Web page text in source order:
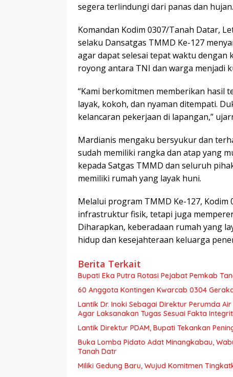
segera terlindungi dari panas dan hujan.
Komandan Kodim 0307/Tanah Datar,
selaku Dansatgas TMMD Ke-127
agar dapat selesai tepat waktu
royong antara TNI dan warga menjadi
“Kami berkomitmen memberikan hasil
layak, kokoh, dan nyaman ditempati.
kelancaran pekerjaan di lapangan,”
Mardianis mengaku bersyukur dan
sudah memiliki rangka dan atap yang
kepada Satgas TMMD dan seluruh
memiliki rumah yang layak huni.
Melalui program TMMD Ke-127,
infrastruktur fisik, tetapi juga
Diharapkan, keberadaan rumah yang
hidup dan kesejahteraan keluarga
Berita Terkait
Bupati Eka Putra Rotasi Pejabat Pemkab
60 Anggota Kontingen Kwarcab 0304
Lantik Dr. Inoki Sebagai Direktur Perumda
Agar Laksanakan Tugas Sesuai Fakta
Lantik Direktur PDAM, Bupati Tekankan
Buka Lomba Pidato Adat Minangkabau,
Tanah Datr
Miliki Gedung Baru, Wujud Komitmen